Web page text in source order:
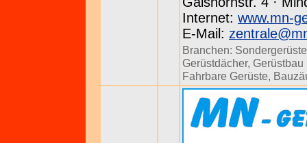
Internet: www.mn-
E-Mail:
Branchen: Sondergerüste
Gerüstdächer, Gerüstbau
Fahrbare Gerüste,